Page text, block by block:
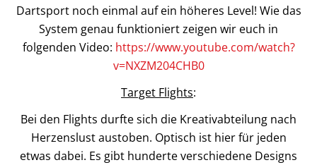
Dartsport noch einmal auf ein höheres Level! Wie das
System genau funktioniert zeigen wir euch in
folgenden Video: https://www.youtube.com/watch?
v=NXZM204CHB0
Target Flights:
Bei den Flights durfte sich die Kreativabteilung nach
Herzenslust austoben. Optisch ist hier für jeden
etwas dabei. Es gibt hunderte verschiedene Designs